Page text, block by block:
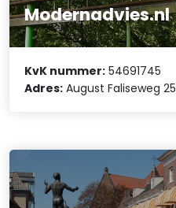
Modernadvies.nl
KvK nummer: 54691745
Adres: August Faliseweg 25